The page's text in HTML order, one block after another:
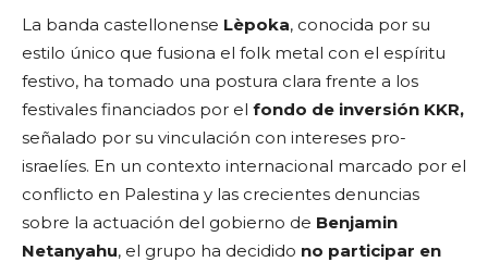
La banda castellonense Lèpoka, conocida por su
estilo único que fusiona el folk metal con el espíritu
festivo, ha tomado una postura clara frente a los
festivales financiados por el fondo de inversión KKR,
señalado por su vinculación con intereses pro-
israelíes. En un contexto internacional marcado por el
conflicto en Palestina y las crecientes denuncias
sobre la actuación del gobierno de Benjamin
Netanyahu, el grupo ha decidido no participar en